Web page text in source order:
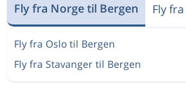
Fly fra Norge til Bergen Fly
Fly fra Oslo til Bergen
Fly fra Stavanger til Bergen